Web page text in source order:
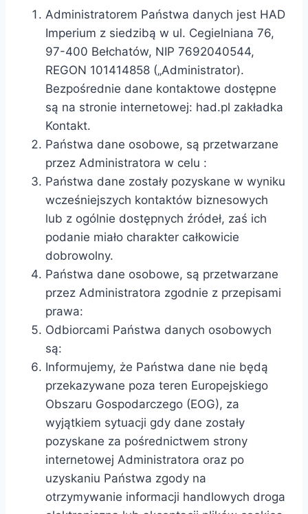
Administratorem Państwa danych jest HAD
Imperium z siedzibą w ul. Cegielniana 76,
97-400 Bełchatów, NIP 7692040544,
REGON 101414858 („Administrator).
Bezpośrednie dane kontaktowe dostępne
są na stronie internetowej: had.pl zakładka
Kontakt.
Państwa dane osobowe, są przetwarzane
przez Administratora w celu :
Państwa dane zostały pozyskane w wyniku
wcześniejszych kontaktów biznesowych
lub z ogólnie dostępnych źródeł, zaś ich
podanie miało charakter całkowicie
dobrowolny.
Państwa dane osobowe, są przetwarzane
przez Administratora zgodnie z przepisami
prawa:
Odbiorcami Państwa danych osobowych
są:
Informujemy, że Państwa dane nie będą
przekazywane poza teren Europejskiego
Obszaru Gospodarczego (EOG), za
wyjątkiem sytuacji gdy dane zostały
pozyskane za pośrednictwem strony
internetowej Administratora oraz po
uzyskaniu Państwa zgody na
otrzymywanie informacji handlowych droga